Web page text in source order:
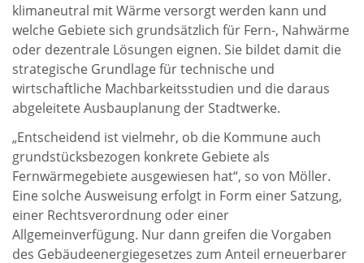
klimaneutral mit Wärme versorgt werden kann und
welche Gebiete sich grundsätzlich für Fern-, Nahwärme
oder dezentrale Lösungen eignen. Sie bildet damit die
strategische Grundlage für technische und
wirtschaftliche Machbarkeitsstudien und die daraus
abgeleitete Ausbauplanung der Stadtwerke.
„Entscheidend ist vielmehr, ob die Kommune auch
grundstücksbezogen konkrete Gebiete als
Fernwärmegebiete ausgewiesen hat“, so von Möller.
Eine solche Ausweisung erfolgt in Form einer Satzung,
einer Rechtsverordnung oder einer
Allgemeinverfügung. Nur dann greifen die Vorgaben
des Gebäudeenergiegesetzes zum Anteil erneuerbarer